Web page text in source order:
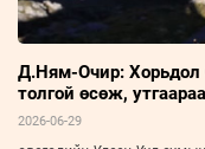
Д.Ням-Очир: Хорьдол
толгой өсөж,
хөгжсөнд сэтгэл
2026-06-29